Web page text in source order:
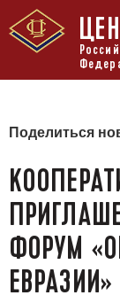
Поделиться
ФОРУМ
ЕВРАЗИИ»